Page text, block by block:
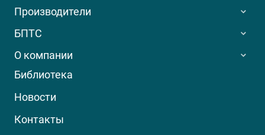
Производители
БПТС
О компании
Библиотека
Новости
Контакты